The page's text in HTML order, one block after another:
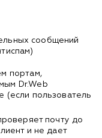
сообщений
портам,
Dr.Web
(если пользователь
почту до
и не дает